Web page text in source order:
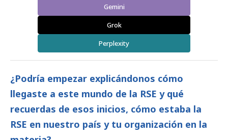
Gemini
Grok
Perplexity
¿Podría empezar explicándonos cómo
llegaste a este mundo de la RSE y qué
recuerdas de esos inicios, cómo estaba la
RSE en nuestro país y tu organización en la